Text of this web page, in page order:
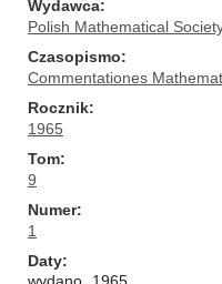
Wydawca
Polish Mathematical
Czasopismo
Commentationes
Rocznik
1965
Tom
9
Numer
1
Daty